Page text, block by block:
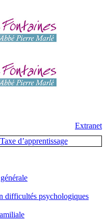
Extranet
Taxe d’apprentissage
difficultés psychologiques